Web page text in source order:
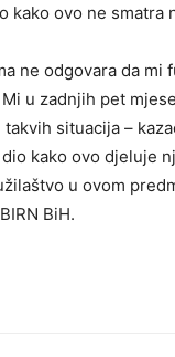
kako ovo ne smatra
ne odgovara da mi
u zadnjih pet
situacija –
kako ovo djeluje
u ovom
BiH.